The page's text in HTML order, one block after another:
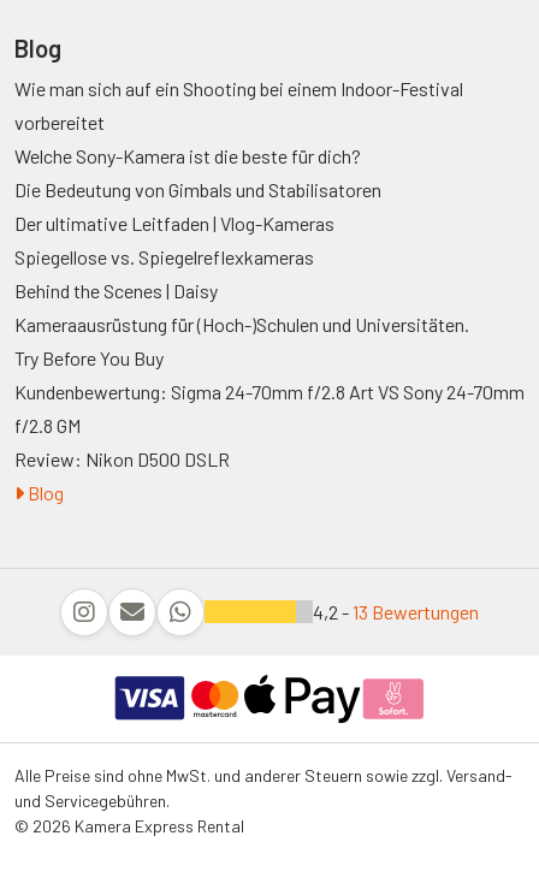
Blog
Wie man sich auf ein Shooting bei einem Indoor-Festival
vorbereitet
Welche Sony-Kamera ist die beste für dich?
Die Bedeutung von Gimbals und Stabilisatoren
Der ultimative Leitfaden | Vlog-Kameras
Spiegellose vs. Spiegelreflexkameras
Behind the Scenes | Daisy
Kameraausrüstung für (Hoch-)Schulen und Universitäten.
Try Before You Buy
Kundenbewertung: Sigma 24-70mm f/2.8 Art VS Sony 24-70mm
f/2.8 GM
Review: Nikon D500 DSLR
Blog
4,2 -13 Bewertungen
Alle Preise sind ohne MwSt. und anderer Steuern sowie zzgl. Versand-
und Servicegebühren.
© 2026 Kamera Express Rental